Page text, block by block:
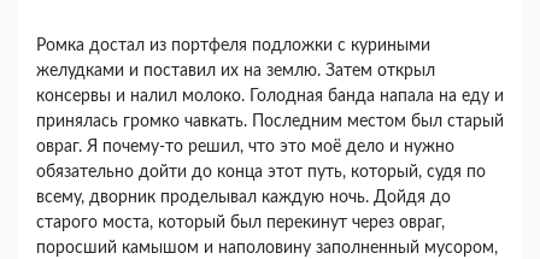
Ромка достал из портфеля подложки с куриными
желудками и поставил их на землю. Затем открыл
консервы и налил молоко. Голодная банда напала на еду и
принялась громко чавкать. Последним местом был старый
овраг. Я почему-то решил, что это моё дело и нужно
обязательно дойти до конца этот путь, который, судя по
всему, дворник проделывал каждую ночь. Дойдя до
старого моста, который был перекинут через овраг,
поросший камышом и наполовину заполненный мусором,